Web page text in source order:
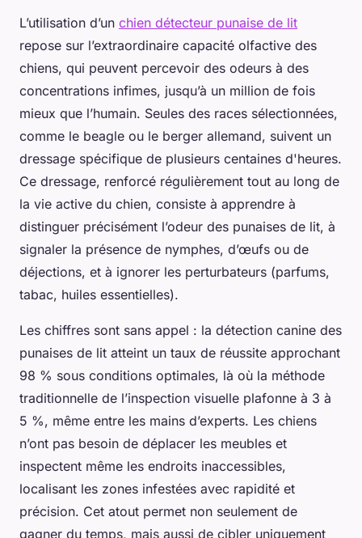
L’utilisation d’un chien détecteur punaise de lit
repose sur l’extraordinaire capacité olfactive des
chiens, qui peuvent percevoir des odeurs à des
concentrations infimes, jusqu’à un million de fois
mieux que l’humain. Seules des races sélectionnées,
comme le beagle ou le berger allemand, suivent un
dressage spécifique de plusieurs centaines d'heures.
Ce dressage, renforcé régulièrement tout au long de
la vie active du chien, consiste à apprendre à
distinguer précisément l’odeur des punaises de lit, à
signaler la présence de nymphes, d’œufs ou de
déjections, et à ignorer les perturbateurs (parfums,
tabac, huiles essentielles).
Les chiffres sont sans appel : la détection canine des
punaises de lit atteint un taux de réussite approchant
98 % sous conditions optimales, là où la méthode
traditionnelle de l’inspection visuelle plafonne à 3 à
5 %, même entre les mains d’experts. Les chiens
n’ont pas besoin de déplacer les meubles et
inspectent même les endroits inaccessibles,
localisant les zones infestées avec rapidité et
précision. Cet atout permet non seulement de
gagner du temps, mais aussi de cibler uniquement